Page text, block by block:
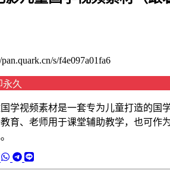
s/f4e097a01fa6
永久
学视频素材是一套专为儿童打造的
育、老师用于课堂辅助教学，也可